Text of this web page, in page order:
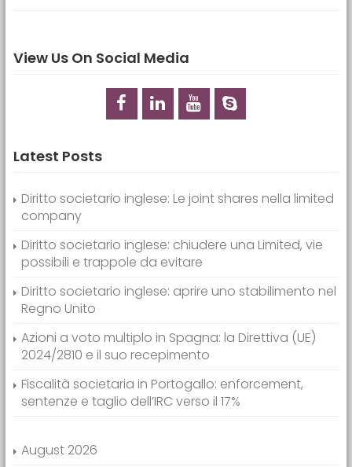
View Us On Social Media
Latest Posts
Diritto societario inglese: Le joint shares nella limited
company
Diritto societario inglese: chiudere una Limited, vie
possibili e trappole da evitare
Diritto societario inglese: aprire uno stabilimento nel
Regno Unito
Azioni a voto multiplo in Spagna: la Direttiva (UE)
2024/2810 e il suo recepimento
Fiscalità societaria in Portogallo: enforcement,
sentenze e taglio dell’IRC verso il 17%
August 2026